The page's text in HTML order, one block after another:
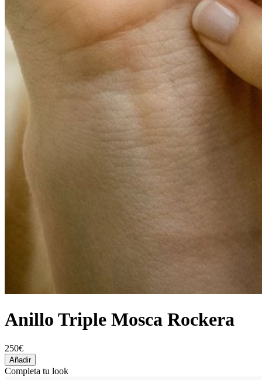
Anillo Triple Mosca Rockera
250€
Añadir
Completa tu look